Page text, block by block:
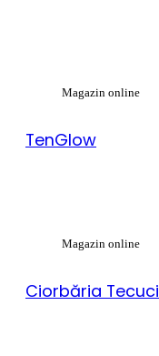
Magazin online
TenGlow
Magazin online
Ciorbăria Tecuci